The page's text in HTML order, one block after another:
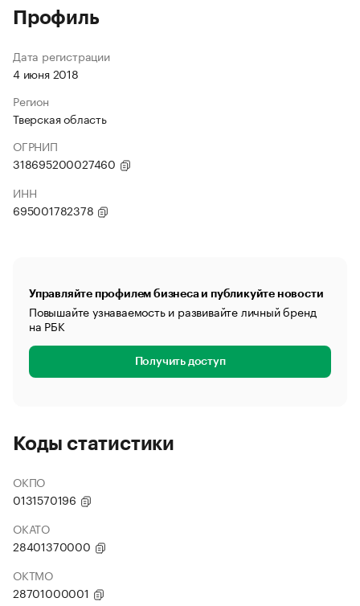
Профиль
Дата регистрации
4 июня 2018
Регион
Тверская область
ОГРНИП
318695200027460
ИНН
695001782378
Управляйте профилем бизнеса и публикуйте новости
Повышайте узнаваемость и развивайте личный бренд
на РБК
Получить доступ
Коды статистики
ОКПО
0131570196
ОКАТО
28401370000
ОКТМО
28701000001